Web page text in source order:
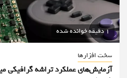
1 دقیقه خوانده شده
سخت افزارها